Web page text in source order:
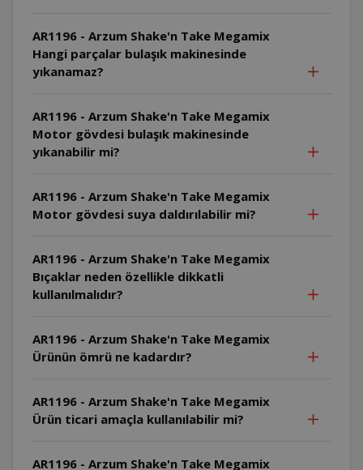
AR1196 - Arzum Shake'n Take Megamix
Hangi parçalar bulaşık makinesinde
yıkanamaz?
AR1196 - Arzum Shake'n Take Megamix
Motor gövdesi bulaşık makinesinde
yıkanabilir mi?
AR1196 - Arzum Shake'n Take Megamix
Motor gövdesi suya daldırılabilir mi?
AR1196 - Arzum Shake'n Take Megamix
Bıçaklar neden özellikle dikkatli
kullanılmalıdır?
AR1196 - Arzum Shake'n Take Megamix
Ürünün ömrü ne kadardır?
AR1196 - Arzum Shake'n Take Megamix
Ürün ticari amaçla kullanılabilir mi?
AR1196 - Arzum Shake'n Take Megamix